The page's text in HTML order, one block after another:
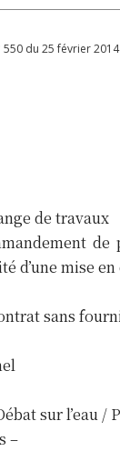
550 du 25 février 2014
de travaux
d’une mise
sans
sur l’eau
–